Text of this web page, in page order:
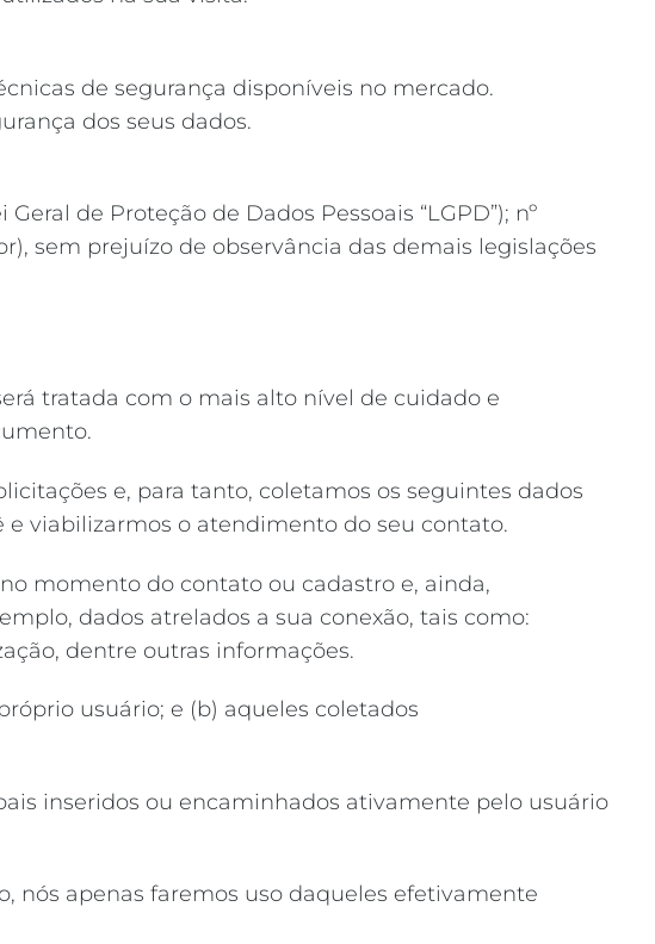
de segurança disponíveis no mercado.
dos seus dados.
de Proteção de Dados Pessoais “LGPD”); nº
sem prejuízo de observância das demais legislações
tratada com o mais alto nível de cuidado e
e, para tanto, coletamos os seguintes dados
e viabilizarmos o atendimento do seu contato.
momento do contato ou cadastro e, ainda,
dados atrelados a sua conexão, tais como:
dentre outras informações.
usuário; e (b) aqueles coletados
inseridos ou encaminhados ativamente pelo usuário
nós apenas faremos uso daqueles efetivamente